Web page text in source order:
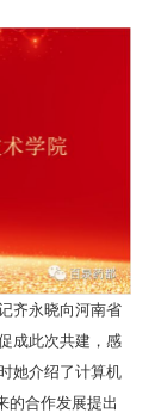
齐永晓向河南省
成此次共建，感
她介绍了计算机
的合作发展提出